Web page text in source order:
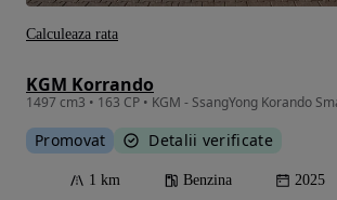
KGM Korrando
Promovat Detalii verificate
1 km Benzina 2025
Calculeaza rata